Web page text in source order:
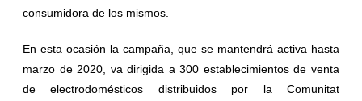
consumidora de los mismos.
En esta ocasión la campaña, que se mantendrá activa hasta
marzo de 2020, va dirigida a 300 establecimientos de venta
de electrodomésticos distribuidos por la Comunitat